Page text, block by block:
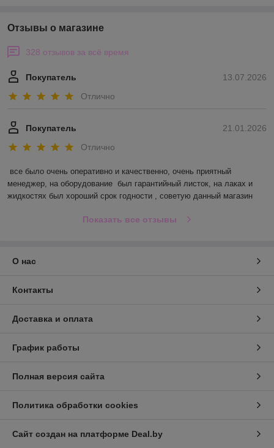
Отзывы о магазине
328 отзывов за всё время
13.07.2026
Покупатель
Отлично
21.01.2026
Покупатель
Отлично
все было очень оперативно и качественно, очень приятный
менеджер, на оборудование  был гарантийный листок, на лаках и
жидкостях был хороший срок годности , советую данный магазин
Показать все отзывы
О нас
Контакты
Доставка и оплата
График работы
Полная версия сайта
Политика обработки cookies
Сайт создан на платформе Deal.by